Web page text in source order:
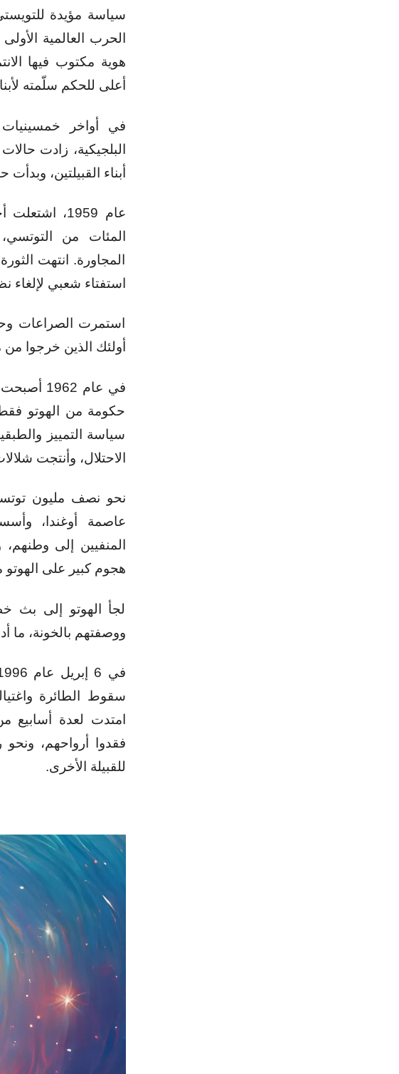
سياسة مؤيدة
الحرب العالمية
هوية مكتوب فيها
أعلى للحكم سلّمته
في أواخر خمسينيات
البلجيكية، زادت
أبناء القبيلتين،
عام 1959،
المئات من
المجاورة. انتهت
استفتاء شعبي لإلغاء
استمرت الصراعات
أولئك الذين خرجوا
في عام
حكومة من الهوتو
سياسة التمييز
الاحتلال، وأنتجت
نحو نصف مليون توتسي
عاصمة أوغندا،
المنفيين إلى
هجوم كبير على الهوتو
لجأ الهوتو إلى بث
ووصفتهم بالخونة، ما
سقوط الطائرة
فقدوا أرواحهم،
للقبيلة الأخرى.